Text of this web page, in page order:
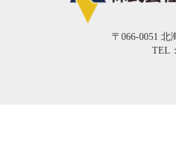
〒066-0051 北
TEL